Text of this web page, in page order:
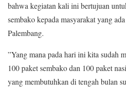
bahwa kegiatan kali ini bertujuan
sembako kepada masyarakat yang
Palembang.
”Yang mana pada hari ini kita sudah
100 paket sembako dan 100 paket
yang membutuhkan di tengah bulan